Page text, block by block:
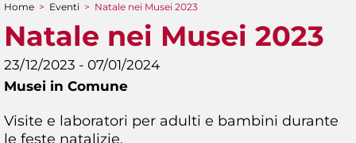
Tu sei qui
Home > Eventi > Natale nei Musei 2023
Natale nei Musei 2023
23/12/2023 - 07/01/2024
Musei in Comune
Visite e laboratori per adulti e bambini durante
le feste natalizie.